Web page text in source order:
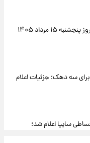
۱۵ مرداد ۱۴۰۵
سه دهک؛ جزئیات اعلام
سایپا اعلام شد؛